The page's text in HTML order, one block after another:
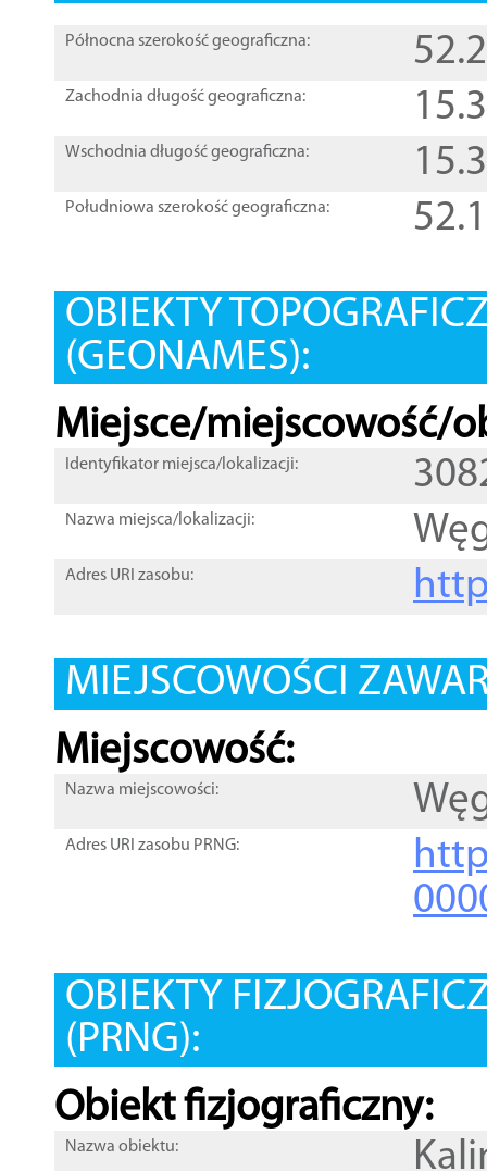
Północna szerokość geograficzna:
Zachodnia długość geograficzna:
Wschodnia długość geograficzna:
Południowa szerokość geograficzna:
OBIEKTY
(GEONAMES):
Miejsce/miejscowość/
Identyfikator miejsca/lokalizacji:
Nazwa miejsca/lokalizacji:
Adres URI zasobu:
MIEJSCOWOŚCI
Miejscowość:
Nazwa miejscowości:
Adres URI zasobu PRNG:
OBIEKTY
(PRNG):
Obiekt fizjograficzny:
Nazwa obiektu: